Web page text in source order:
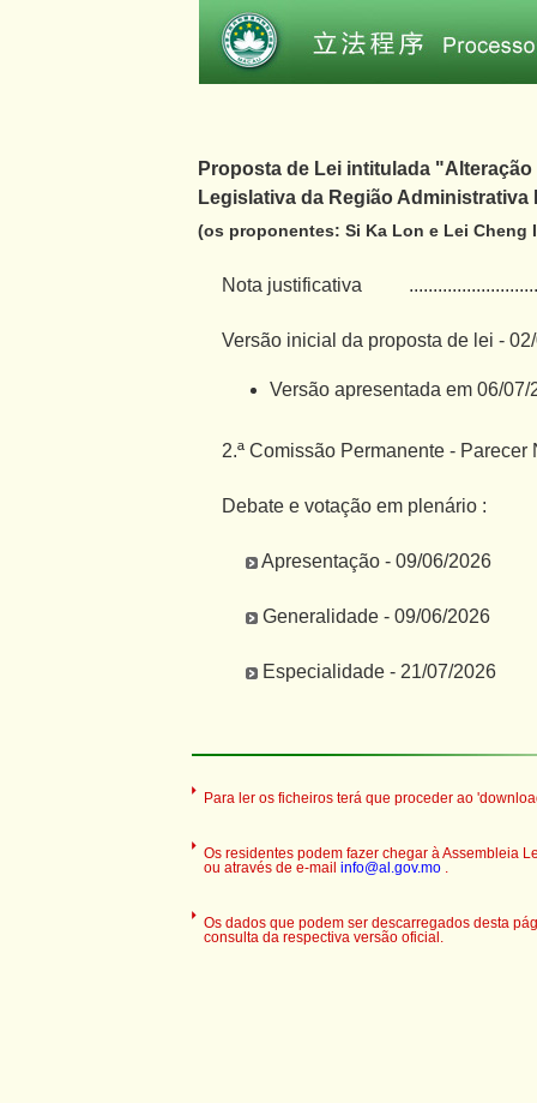
Proposta de Lei intitulada "Alteração
Legislativa da Região Administrativa
(os proponentes: Si Ka Lon e Lei Cheng
Nota justificativa
Versão inicial da proposta de lei -
Versão apresentada em 06/07/
2.ª Comissão Permanente - Parecer
Debate e votação em plenário :
Apresentação - 09/06/2026
Generalidade - 09/06/2026
Especialidade - 21/07/2026
Para ler os ficheiros terá que proceder ao
Os residentes podem fazer chegar à Assembleia
ou através de e-mail info@al.gov.mo .
Os dados que podem ser descarregados desta
consulta da respectiva versão oficial.